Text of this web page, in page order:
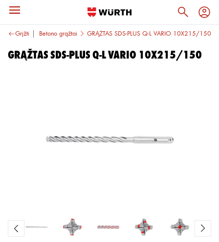
Grįžti
ir kaltai Betono grąžtai GRĄŽTAS SDS-PLUS Q-L VARIO 10X215/150
GRĄŽTAS SDS-PLUS Q-L VARIO 10X215/150